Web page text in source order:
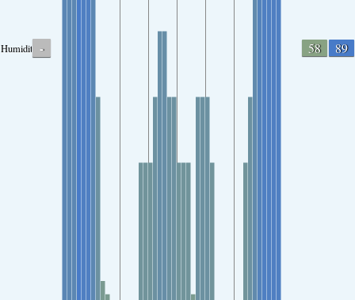
Humidity - 58 89